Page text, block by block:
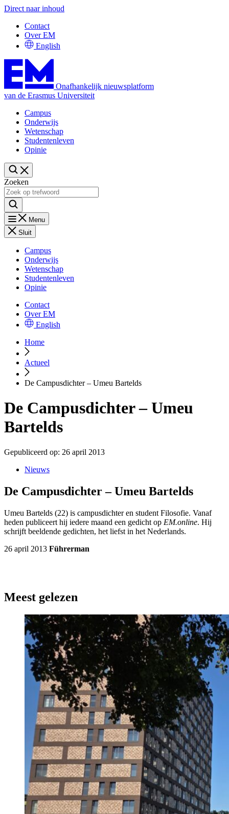
Direct naar inhoud
Contact
Over EM
English
Onafhankelijk nieuwsplatform
van de Erasmus Universiteit
Campus
Onderwijs
Wetenschap
Studentenleven
Opinie
Zoeken
Menu
Sluit
Campus
Onderwijs
Wetenschap
Studentenleven
Opinie
Contact
Over EM
English
Home
Actueel
De Campusdichter – Umeu Bartelds
De Campusdichter – Umeu
Bartelds
Gepubliceerd op: 26 april 2013
Nieuws
De Campusdichter – Umeu Bartelds
Umeu Bartelds (22) is campusdichter en student Filosofie. Vanaf
heden publiceert hij iedere maand een gedicht op EM.online. Hij
schrijft beeldende gedichten, het liefst in het Nederlands.
26 april 2013 Führerman
Meest gelezen